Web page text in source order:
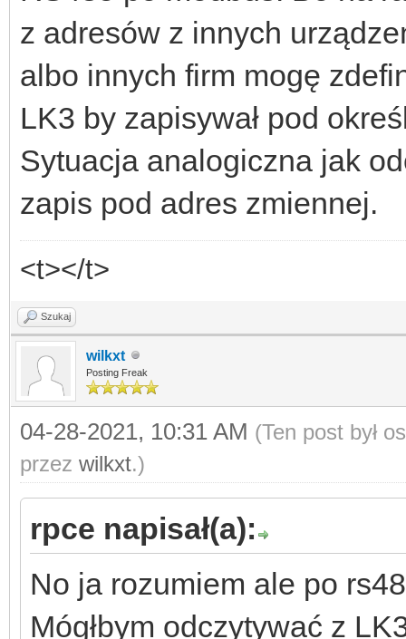
z adresów z innych
albo innych firm mogę
LK3 by zapisywał pod
Sytuacja analogiczna jak
zapis pod adres zmiennej.
<t></t>
Szukaj
wilkxt
Posting Freak
04-28-2021, 10:31 AM (Ten post był
przez wilkxt.)
rpce napisał(a):
No ja rozumiem ale po
Mógłbym odczytywać z